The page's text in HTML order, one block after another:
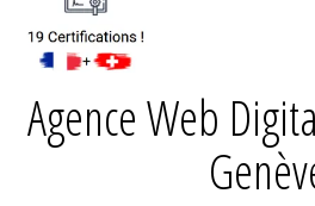
Agence Web